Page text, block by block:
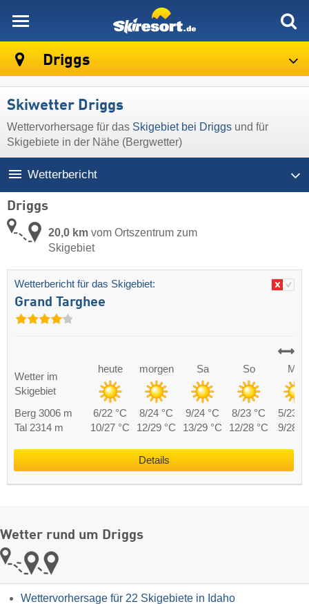
Driggs
Skiwetter Driggs
Wettervorhersage für das Skigebiet bei Driggs und für
Skigebiete in der Nähe (Bergwetter)
Wetterbericht
Driggs
20,0 km vom Ortszentrum zum
Skigebiet
Wetterbericht für das Skigebiet:
Grand Targhee
Wetter im
Skigebiet
heute morgen Sa So Mo
Berg 3006 m 6/22 °C 8/24 °C 9/24 °C 8/23 °C
5/23
Tal 2314 m
10/27 °C 12/29 °C 13/29 °C 12/28 °C 9/28
Details
Wetter rund um Driggs
Wettervorhersage für 22 Skigebiete in Idaho